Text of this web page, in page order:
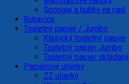
Špongie a hubky na riad
Rukavice
Toaletný papier / Jumbo
Klasický toaletný papier
Toaletný papier Jumbo
Toaletný papier skladaný
Papierové utierky
ZZ utierky